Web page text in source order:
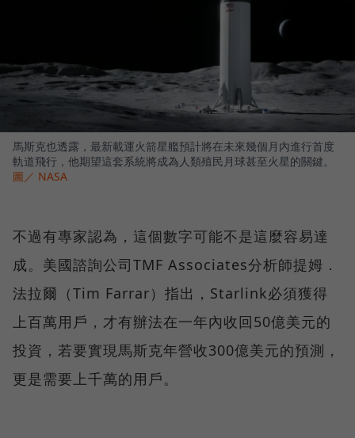
馬斯克也透露，最新載運火箭星艦預計將在未來幾個月內進行首度
軌道飛行，他期望這套系統將成為人類殖民月球甚至火星的關鍵。
圖／ NASA
不過有專家認為，這個數字可能不是這麼容易達
成。美國諮詢公司TMF Associates分析師提姆．
法拉爾（Tim Farrar）指出，Starlink必須獲得
上百萬用戶，才有辦法在一年內收回50億美元的
投資，若要實現馬斯克年營收300億美元的預測，
更是需要上千萬的用戶。